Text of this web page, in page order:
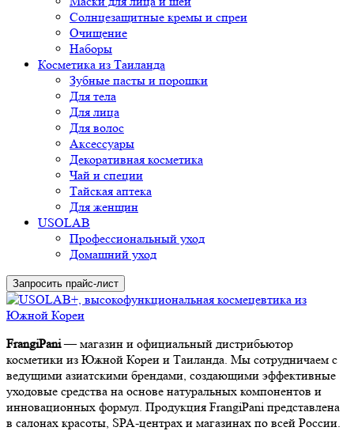
Солнцезащитные кремы и спреи
Очищение
Наборы
Косметика из Таиланда
Зубные пасты и порошки
Для тела
Для лица
Для волос
Аксессуары
Декоративная косметика
Чай и специи
Тайская аптека
Для женщин
USOLAB
Профессиональный уход
Домашний уход
Запросить прайс-лист
FrangiPani— магазин и официальный дистрибьютор
косметики из Южной Кореи и Таиланда. Мы сотрудничаем с
ведущими азиатскими брендами, создающими эффективные
уходовые средства на основе натуральных компонентов и
инновационных формул. Продукция FrangiPani представлена
в салонах красоты, SPA-центрах и магазинах по всей России.